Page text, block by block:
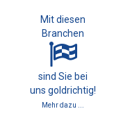
Mit diesen
Branchen
sind Sie bei
uns goldrichtig!
Mehr dazu ...